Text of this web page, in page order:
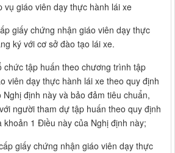
vụ giáo viên dạy thực hành lái xe
giấy chứng nhận giáo viên dạy thực
ký với cơ sở đào tạo lái xe.
chức tập huấn theo chương trình tập
viên dạy thực hành lái xe theo quy định
định này và bảo đảm tiêu chuẩn,
người tham dự tập huấn theo quy định
1 Điều này của Nghị định này;
giấy chứng nhận giáo viên dạy thực